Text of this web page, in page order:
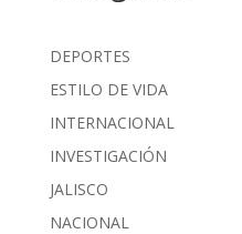
DEPORTES
ESTILO DE VIDA
INTERNACIONAL
INVESTIGACIÓN
JALISCO
NACIONAL